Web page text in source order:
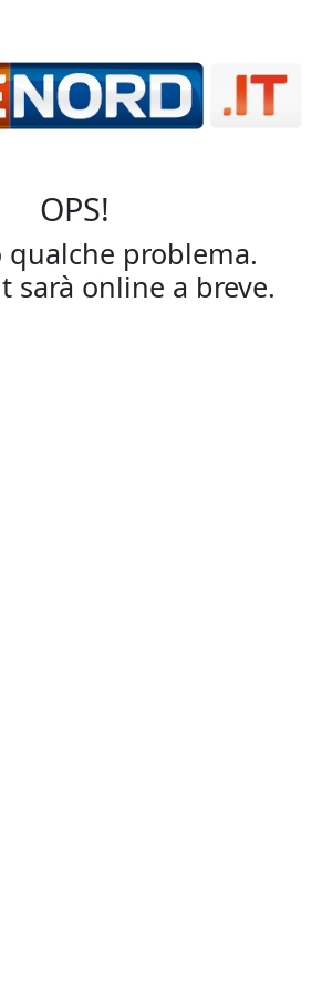
OPS!
qualche problema.
sarà online a breve.